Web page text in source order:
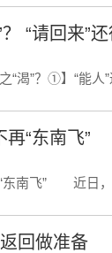
“请回来”还
”？①】“能人”
“东南飞”
东南飞” 近日，
回做准备